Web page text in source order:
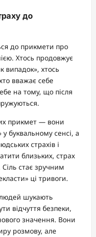
до
до прикмети про
Хтось продовжує
випадок», хтось
вважає себе
на тому, що після
прикмет — вони
буквальному сенсі, а
страхів і
близьких, страх
стає зручним
ці тривоги.
людей шукають
відчуття безпеки,
значення. Вони
розмову, але